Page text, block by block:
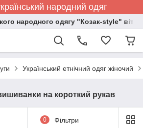
народний одяг
народного одягу "Козак-style"
Український етнічний одяг жіночий
на короткий рукав
0 Фільтри